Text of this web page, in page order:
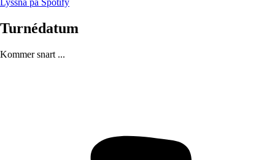
Lyssna på Spotify
Turnédatum
Kommer snart ...